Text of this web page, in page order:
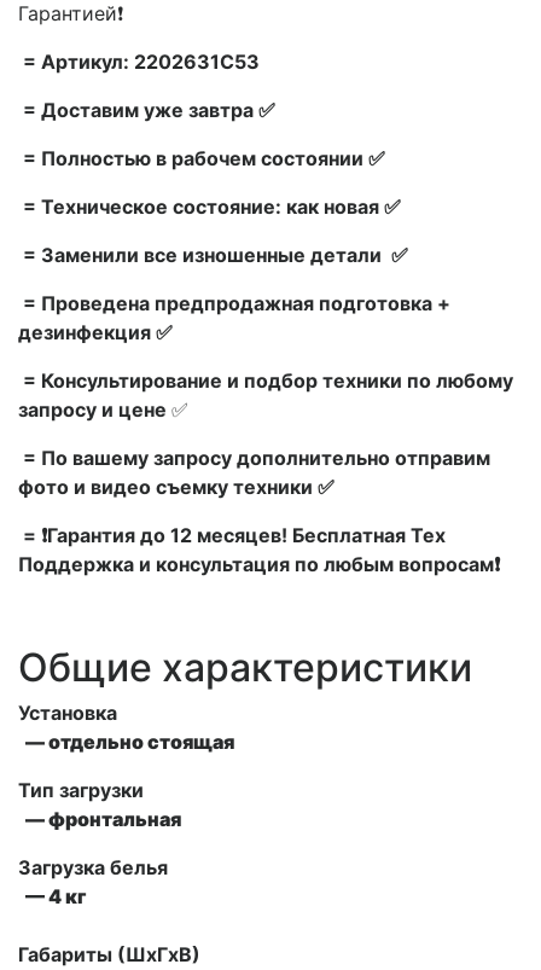
Гарантией❗
= Артикул: 2202631C53
= Доставим уже завтра ✅
= Полностью в рабочем состоянии ✅
= Техническое состояние: как новая ✅
= Заменили все изношенные детали ✅
= Проведена предпродажная подготовка +
дезинфекция ✅
= Консультирование и подбор техники по любому
запросу и цене ✅
= По вашему запросу дополнительно отправим
фото и видео съемку техники ✅
= ❗Гарантия до 12 месяцев! Бесплатная Тех
Поддержка и консультация по любым вопросам❗
Общие характеристики
Установка
— отдельно стоящая
Тип загрузки
— фронтальная
Загрузка белья
— 4 кг
Габариты (ШxГxВ)